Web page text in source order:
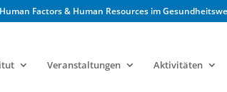
Factors & Human Resources im
Veranstaltungen Aktivitäten